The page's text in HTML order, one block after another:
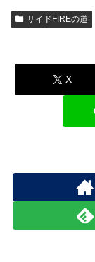
サイドFIREの道
X